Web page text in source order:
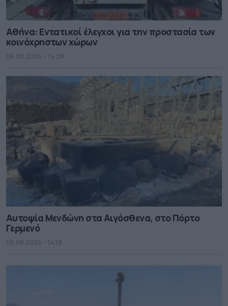
Αθήνα: Εντατικοί έλεγχοι για την προστασία των
κοινόχρηστων χώρων
06.08.2026 - 14.28
Αυτοψία Μενδώνη στα Αιγόσθενα, στο Πόρτο
Γερμενό
06.08.2026 - 14.18